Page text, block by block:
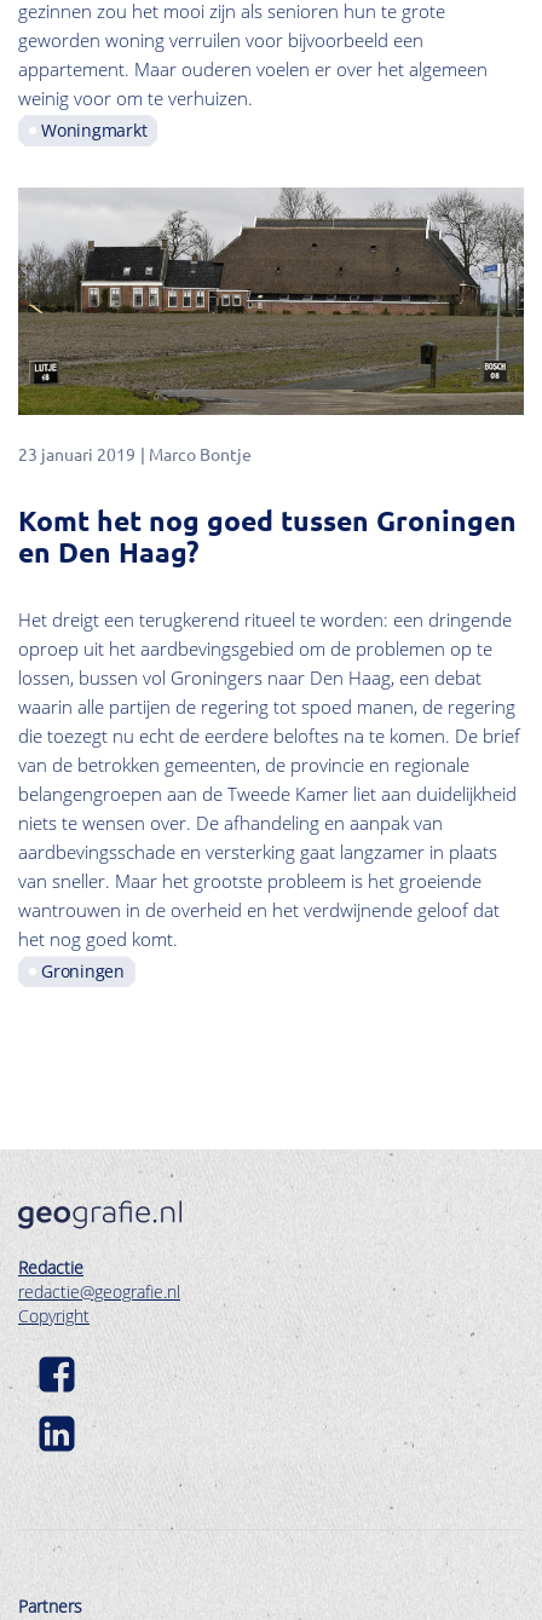
gezinnen zou het mooi zijn als senioren hun te grote
geworden woning verruilen voor bijvoorbeeld een
appartement. Maar ouderen voelen er over het algemeen
weinig voor om te verhuizen.
Woningmarkt
23 januari 2019 Marco Bontje
Komt het nog goed tussen Groningen
en Den Haag?
Het dreigt een terugkerend ritueel te worden: een dringende
oproep uit het aardbevingsgebied om de problemen op te
lossen, bussen vol Groningers naar Den Haag, een debat
waarin alle partijen de regering tot spoed manen, de regering
die toezegt nu echt de eerdere beloftes na te komen. De brief
van de betrokken gemeenten, de provincie en regionale
belangengroepen aan de Tweede Kamer liet aan duidelijkheid
niets te wensen over. De afhandeling en aanpak van
aardbevingsschade en versterking gaat langzamer in plaats
van sneller. Maar het grootste probleem is het groeiende
wantrouwen in de overheid en het verdwijnende geloof dat
het nog goed komt.
Groningen
Redactie
redactie@geografie.nl
Copyright
Partners